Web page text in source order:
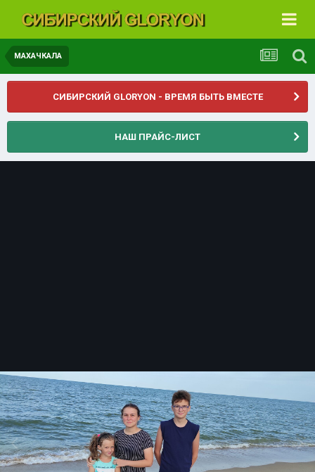
МАХАЧКАЛА
СИБИРСКИЙ GLORYON - ВРЕМЯ БЫТЬ ВМЕСТЕ
НАШ ПРАЙС-ЛИСТ